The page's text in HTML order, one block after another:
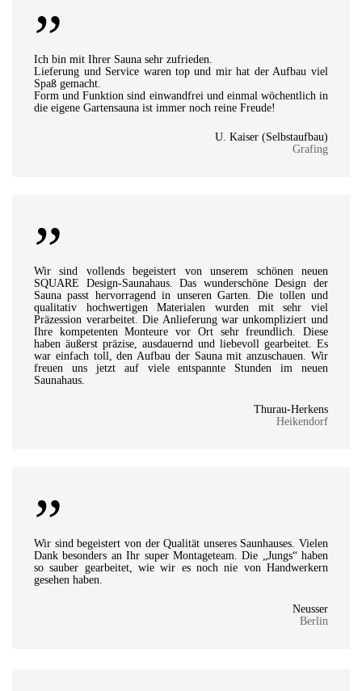
”
Ich bin mit Ihrer Sauna sehr zufrieden.
Lieferung und Service waren top und mir hat der Aufbau viel
Spaß gemacht.
Form und Funktion sind einwandfrei und einmal wöchentlich in
die eigene Gartensauna ist immer noch reine Freude!
U. Kaiser (Selbstaufbau)
Grafing
”
Wir sind vollends begeistert von unserem schönen neuen
SQUARE Design-Saunahaus. Das wunderschöne Design der
Sauna passt hervorragend in unseren Garten. Die tollen und
qualitativ hochwertigen Materialen wurden mit sehr viel
Präzession verarbeitet. Die Anlieferung war unkompliziert und
Ihre kompetenten Monteure vor Ort sehr freundlich. Diese
haben äußerst präzise, ausdauernd und liebevoll gearbeitet. Es
war einfach toll, den Aufbau der Sauna mit anzuschauen. Wir
freuen uns jetzt auf viele entspannte Stunden im neuen
Saunahaus.
Thurau-Herkens
Heikendorf
”
Wir sind begeistert von der Qualität unseres Saunhauses. Vielen
Dank besonders an Ihr super Montageteam. Die „Jungs“ haben
so sauber gearbeitet, wie wir es noch nie von Handwerkern
gesehen haben.
Neusser
Berlin